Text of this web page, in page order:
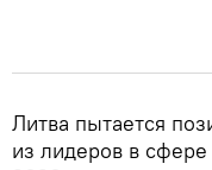
Литва пытается
из лидеров в сфере